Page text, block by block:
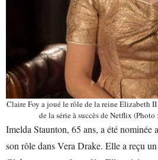
Claire Foy a joué le rôle de la reine Elizabeth II
de la série à succès de Netflix
Imelda Staunton, 65 ans, a été nominée
son rôle dans Vera Drake. Elle a reçu